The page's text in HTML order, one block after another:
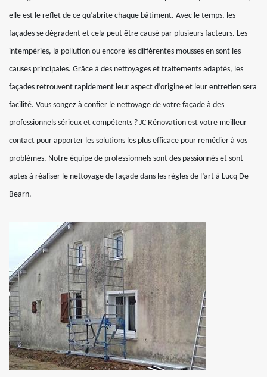
elle est le reflet de ce qu’abrite chaque bâtiment. Avec le temps, les
façades se dégradent et cela peut être causé par plusieurs facteurs. Les
intempéries, la pollution ou encore les différentes mousses en sont les
causes principales. Grâce à des nettoyages et traitements adaptés, les
façades retrouvent rapidement leur aspect d’origine et leur entretien sera
facilité. Vous songez à confier le nettoyage de votre façade à des
professionnels sérieux et compétents ? JC Rénovation est votre meilleur
contact pour apporter les solutions les plus efficace pour remédier à vos
problèmes. Notre équipe de professionnels sont des passionnés et sont
aptes à réaliser le nettoyage de façade dans les règles de l’art à Lucq De
Bearn.